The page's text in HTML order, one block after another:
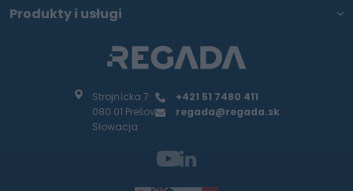
Strojnícka 7
080 01 Prešov
Słowacja
+421 51 7480 411
regada@regada.sk
Produkty i usługi